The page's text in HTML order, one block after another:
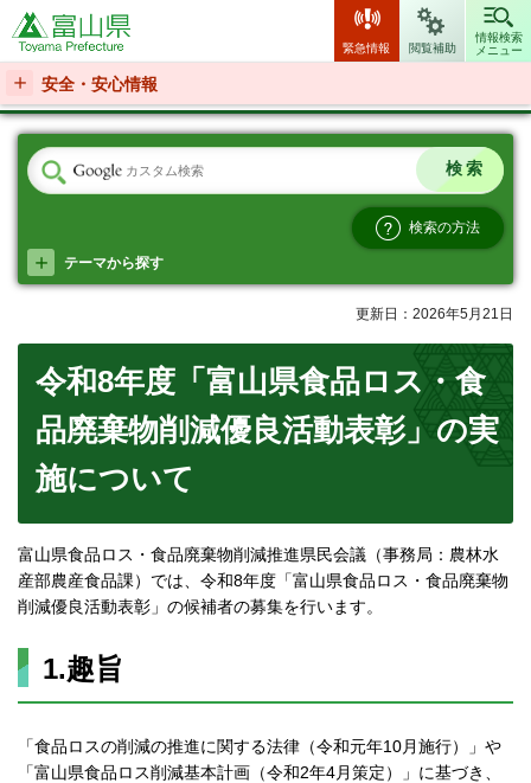
富山県
緊急情報 閲覧補助
情報検索
メニュー
安全・安心情報
検索の方法
テーマから探す
更新日：2026年5月21日
令和8年度「富山県食品ロス・食
品廃棄物削減優良活動表彰」の実
施について
富山県食品ロス・食品廃棄物削減推進県民会議（事務局：農林水
産部農産食品課）では、令和8年度「富山県食品ロス・食品廃棄物
削減優良活動表彰」の候補者の募集を行います。
1.趣旨
「食品ロスの削減の推進に関する法律（令和元年10月施行）」や
「富山県食品ロス削減基本計画（令和2年4月策定）」に基づき、